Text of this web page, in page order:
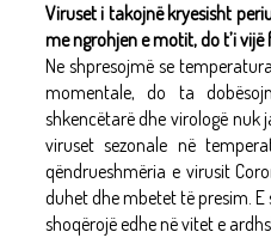
Viruset i takojnë kryesisht
me ngrohjen e motit, do t’i
Ne shpresojmë se
momentale, do ta
shkencëtarë dhe virologë nuk
viruset sezonale në
qëndrueshmëria e virusit
duhet dhe mbetet të presim. E
shoqërojë edhe në vitet e